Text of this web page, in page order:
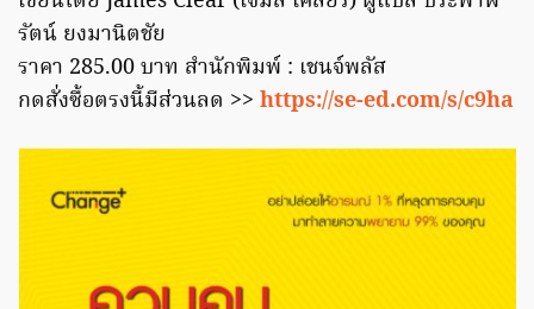
รัตน์ ยงมานิตชัย
ราคา 285.00 บาท สำนักพิมพ์ : เชนจ์พลัส
กดสั่งซื้อตรงนี้มีส่วนลด >> https://se-ed.com/s/c9ha